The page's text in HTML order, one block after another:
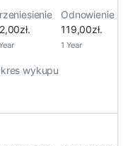
Odnowienie
119,00zł.
1 Year
wykupu